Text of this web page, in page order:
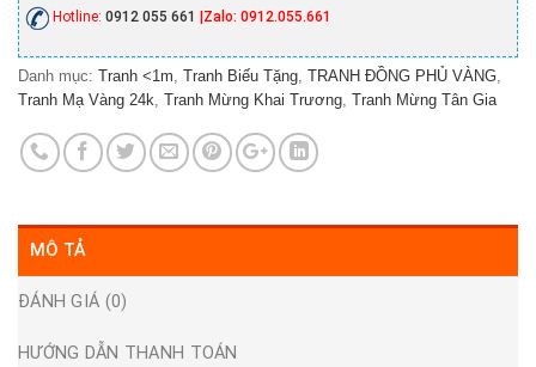
Hotline: 0912 055 661 |Zalo: 0912.055.661
Danh mục: Tranh <1m Tranh Biếu Tặng TRANH ĐỒNG PHỦ VÀNG
Tranh Mạ Vàng 24k Tranh Mừng Khai Trương Tranh Mừng Tân Gia
MÔ TẢ
ĐÁNH GIÁ (0)
HƯỚNG DẪN THANH TOÁN